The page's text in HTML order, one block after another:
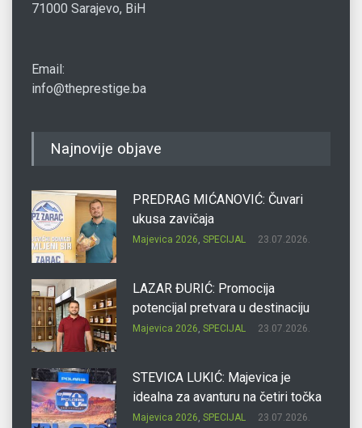
71000 Sarajevo, BiH
Email:
info@theprestige.ba
Najnovije objave
PREDRAG MIĆANOVIĆ: Čuvari
ukusa zavičaja
Majevica 2026, SPECIJAL 23.07.2026.
LAZAR ĐURIĆ: Promocija
potencijal pretvara u destinaciju
Majevica 2026, SPECIJAL 23.07.2026.
STEVICA LUKIĆ: Majevica je
idealna za avanturu na četiri točka
Majevica 2026, SPECIJAL 23.07.2026.